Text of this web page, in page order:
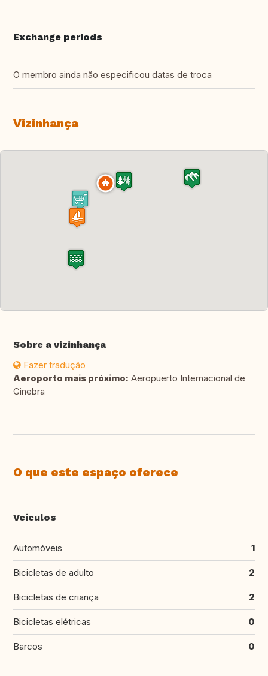
Exchange periods
O membro ainda não especificou datas de troca
Vizinhança
Sobre a vizinhança
Fazer tradução
Aeroporto mais próximo: Aeropuerto Internacional de
Ginebra
O que este espaço oferece
Veículos
Automóveis 1
Bicicletas de adulto 2
Bicicletas de criança 2
Bicicletas elétricas 0
Barcos 0